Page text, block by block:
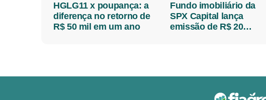
HGLG11 x poupança: a
diferença no retorno de
R$ 50 mil em um ano
Fundo imobiliário da
SPX Capital lança
emissão de R$ 20